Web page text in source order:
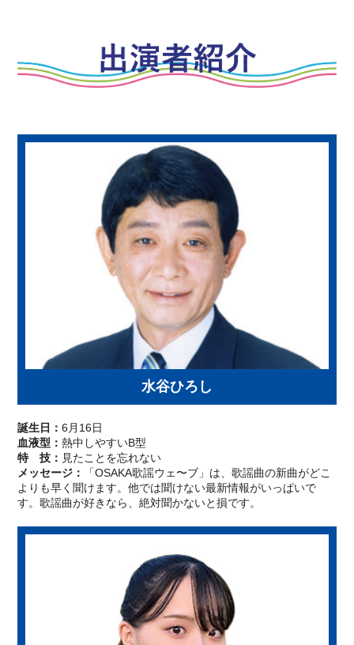
水谷ひろし
誕生日：6月16日
血液型：熱中しやすいB型
特 技： 見たことを忘れない
メッセージ：
「OSAKA歌謡ウェ〜ブ」は、歌謡曲の新曲がどこ
よりも早く聞けます。他では聞けない最新情報がいっぱいで
す。歌謡曲が好きなら、絶対聞かないと損です。